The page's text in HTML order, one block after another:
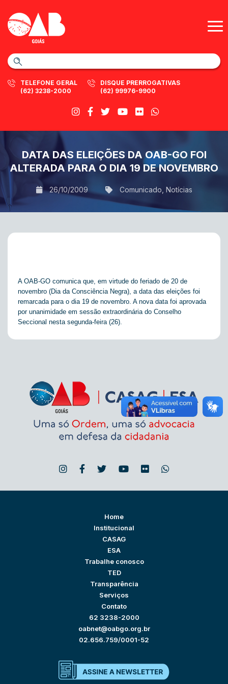
TELEFONE GERAL
(62) 3238-2000
DISQUE PRERROGATIVAS
(62) 99976-9900
DATA DAS ELEIÇÕES DA OAB-GO FOI
ALTERADA PARA O DIA 19 DE NOVEMBRO
26/10/2009 Comunicado Notícias
A OAB-GO comunica que, em virtude do feriado de 20 de
novembro (Dia da Consciência Negra), a data das eleições foi
remarcada para o dia 19 de novembro. A nova data foi aprovada
por unanimidade em sessão extraordinária do Conselho
Seccional nesta segunda-feira (26).
Home
Institucional
CASAG
ESA
Trabalhe conosco
TED
Transparência
Serviços
Contato
62 3238-2000
oabnet@oabgo.org.br
02.656.759/0001-52